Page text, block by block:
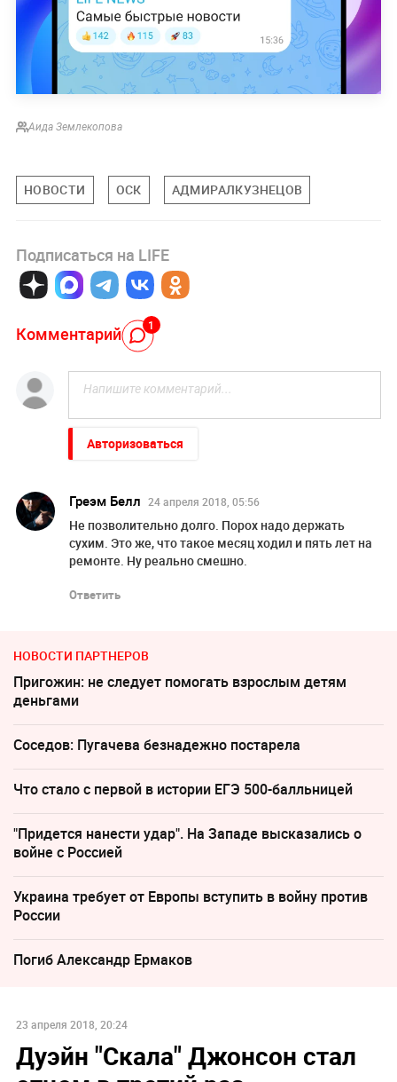
Аида Землекопова
НОВОСТИ ОСК АДМИРАЛКУЗНЕЦОВ
Подписаться на LIFE
Комментарий 1
Авторизоваться
Греэм Белл 24 апреля 2018, 05:56
Не позволительно долго. Порох надо держать
сухим. Это же, что такое месяц ходил и пять лет на
ремонте. Ну реально смешно.
Ответить
НОВОСТИ ПАРТНЕРОВ
Пригожин: не следует помогать взрослым детям
деньгами
Соседов: Пугачева безнадежно постарела
Что стало с первой в истории ЕГЭ 500-балльницей
"Придется нанести удар". На Западе высказались о
войне с Россией
Украина требует от Европы вступить в войну против
России
Погиб Александр Ермаков
23 апреля 2018, 20:24
Дуэйн "Скала" Джонсон стал